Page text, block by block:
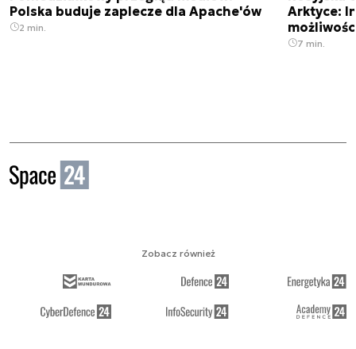
Polska buduje zaplecze dla Apache'ów
2 min.
Arktyce:
7 min.
Zobacz również